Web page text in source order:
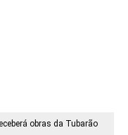
obras da Tubarão